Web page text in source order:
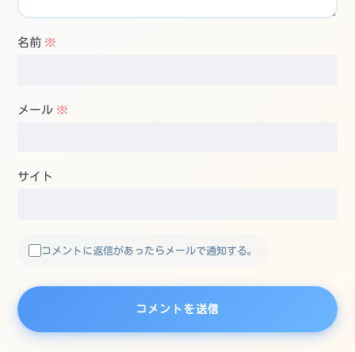
名前 ※
メール ※
サイト
コメントに返信があったらメールで通知する。